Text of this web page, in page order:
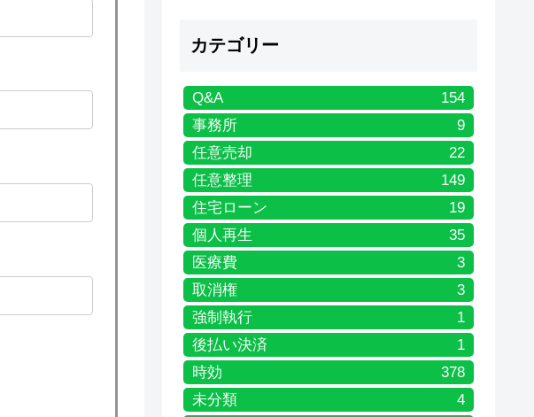
カテゴリー
Q&A
154
事務所
9
任意売却
22
任意整理
149
住宅ローン
19
個人再生
35
医療費
3
取消権
3
強制執行
1
後払い決済
1
時効
378
未分類
4